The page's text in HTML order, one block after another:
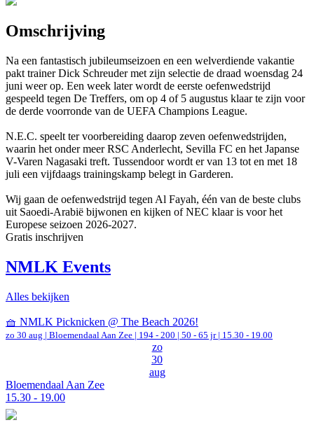
Omschrijving
Na een fantastisch jubileumseizoen en een welverdiende vakantie
pakt trainer Dick Schreuder met zijn selectie de draad woensdag 24
juni weer op. Een week later wordt de eerste oefenwedstrijd
gespeeld tegen De Treffers, om op 4 of 5 augustus klaar te zijn voor
de derde voorronde van de UEFA Champions League.
N.E.C. speelt ter voorbereiding daarop zeven oefenwedstrijden,
waarin het onder meer RSC Anderlecht, Sevilla FC en het Japanse
V-Varen Nagasaki treft. Tussendoor wordt er van 13 tot en met 18
juli een vijfdaags trainingskamp belegt in Garderen.
Wij gaan de oefenwedstrijd tegen Al Fayah, één van de beste clubs
uit Saoedi-Arabië bijwonen en kijken of NEC klaar is voor het
Europese seizoen 2026-2027.
Gratis inschrijven
NMLK Events
Alles bekijken
🧺 NMLK Picknicken @ The Beach 2026!
zo 30 aug | Bloemendaal Aan Zee | 194 - 200 | 50 - 65 jr | 15.30 - 19.00
zo
30
aug
Bloemendaal Aan Zee
15.30 - 19.00